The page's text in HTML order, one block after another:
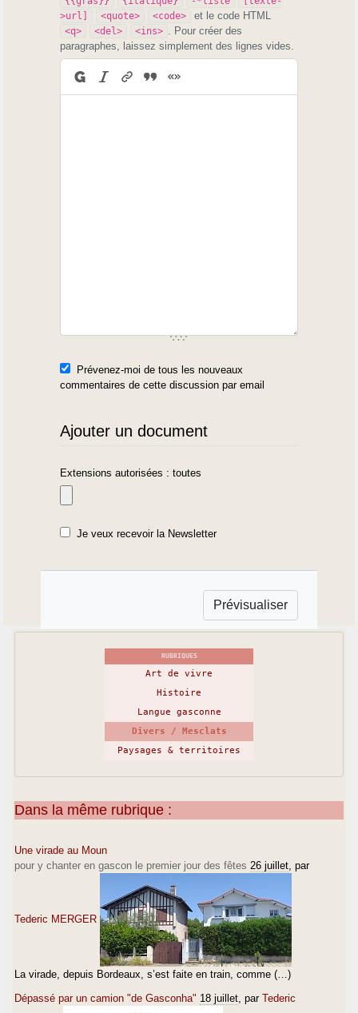
>url]
<quote> <code> et le code HTML
<q> <del> <ins>
. Pour créer des
paragraphes, laissez simplement des lignes vides.
Prévenez-moi de tous les nouveaux
commentaires de cette discussion par email
Ajouter un document
Extensions autorisées : toutes
Je veux recevoir la Newsletter
RUBRIQUES
Art de vivre
Histoire
Langue gasconne
Divers / Mesclats
Paysages & territoires
Dans la même rubrique :
Une virade au Moun
pour y chanter en gascon le premier jour des fêtes 26 juillet , par
Tederic MERGER
La virade, depuis Bordeaux, s’est faite en train, comme (…)
Dépassé par un camion "de Gasconha" 18 juillet , par Tederic